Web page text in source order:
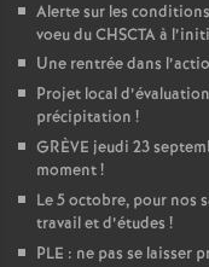
Alerte sur les
voeu du CHSCTA à
Une rentrée dans
Projet local
précipitation !
GRÈVE jeudi 23
moment!
Le 5 octobre, pour nos
travail et d’études !
PLE : ne pas se laisser